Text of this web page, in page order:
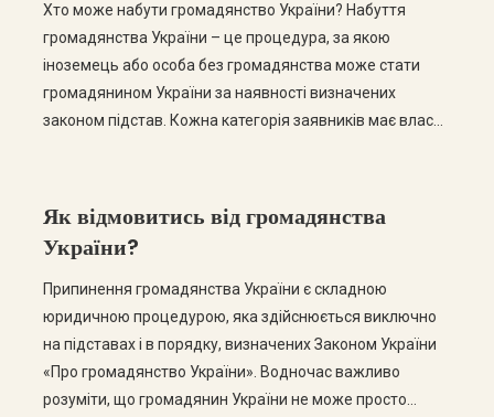
Хто може набути громадянство України? Набуття
громадянства України – це процедура, за якою
іноземець або особа без громадянства може стати
громадянином України за наявності визначених
законом підстав. Кожна категорія заявників має власні
процедури, адже від цього залежить успішність […]
Як відмовитись від громадянства
України?
Припинення громадянства України є складною
юридичною процедурою, яка здійснюється виключно
на підставах і в порядку, визначених Законом України
«Про громадянство України». Водночас важливо
розуміти, що громадянин України не може просто